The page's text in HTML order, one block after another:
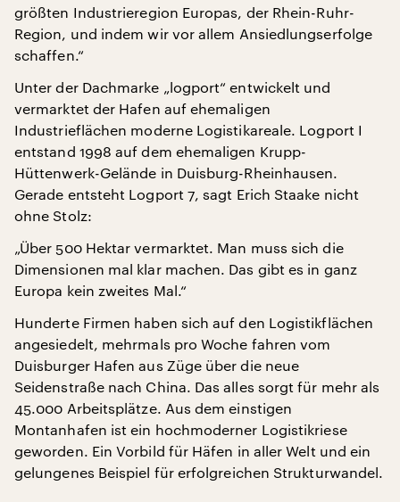
größten Industrieregion Europas, der Rhein-Ruhr-
Region, und indem wir vor allem Ansiedlungserfolge
schaffen.“
Unter der Dachmarke „logport“ entwickelt und
vermarktet der Hafen auf ehemaligen
Industrieflächen moderne Logistikareale. Logport I
entstand 1998 auf dem ehemaligen Krupp-
Hüttenwerk-Gelände in Duisburg-Rheinhausen.
Gerade entsteht Logport 7, sagt Erich Staake nicht
ohne Stolz:
„Über 500 Hektar vermarktet. Man muss sich die
Dimensionen mal klar machen. Das gibt es in ganz
Europa kein zweites Mal.“
Hunderte Firmen haben sich auf den Logistikflächen
angesiedelt, mehrmals pro Woche fahren vom
Duisburger Hafen aus Züge über die neue
Seidenstraße nach China. Das alles sorgt für mehr als
45.000 Arbeitsplätze. Aus dem einstigen
Montanhafen ist ein hochmoderner Logistikriese
geworden. Ein Vorbild für Häfen in aller Welt und ein
gelungenes Beispiel für erfolgreichen Strukturwandel.